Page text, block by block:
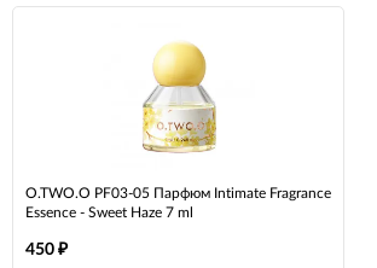
O.TWO.O PF03-05 Парфюм Intimate Fragrance
Essence - Sweet Haze 7 ml
450 ₽